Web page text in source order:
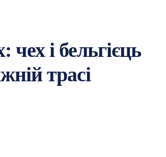
і бельгієць
трасі